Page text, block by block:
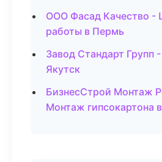
ООО Фасад Качество -
работы в Пермь
Завод Стандарт Групп
Якутск
БизнесСтрой Монтаж
Монтаж гипсокартона